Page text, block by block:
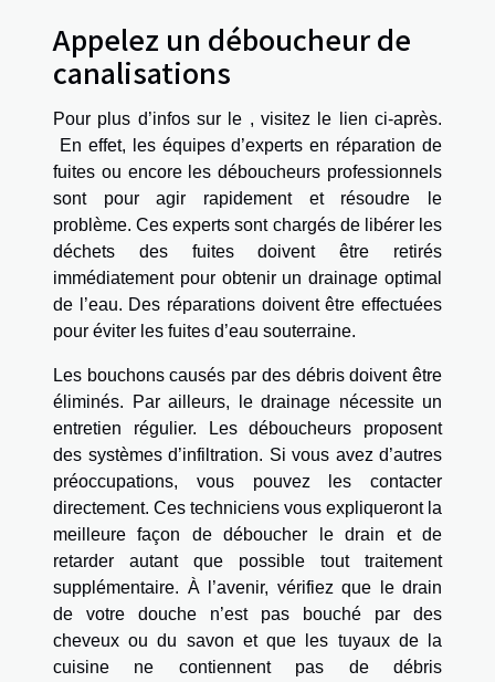
Appelez un déboucheur de
canalisations
Pour plus d’infos sur le , visitez le lien ci-après.
En effet, les équipes d’experts en réparation de
fuites ou encore les déboucheurs professionnels
sont pour agir rapidement et résoudre le
problème. Ces experts sont chargés de libérer les
déchets des fuites doivent être retirés
immédiatement pour obtenir un drainage optimal
de l’eau. Des réparations doivent être effectuées
pour éviter les fuites d’eau souterraine.
Les bouchons causés par des débris doivent être
éliminés. Par ailleurs, le drainage nécessite un
entretien régulier. Les déboucheurs proposent
des systèmes d’infiltration. Si vous avez d’autres
préoccupations, vous pouvez les contacter
directement. Ces techniciens vous expliqueront la
meilleure façon de déboucher le drain et de
retarder autant que possible tout traitement
supplémentaire. À l’avenir, vérifiez que le drain
de votre douche n’est pas bouché par des
cheveux ou du savon et que les tuyaux de la
cuisine ne contiennent pas de débris